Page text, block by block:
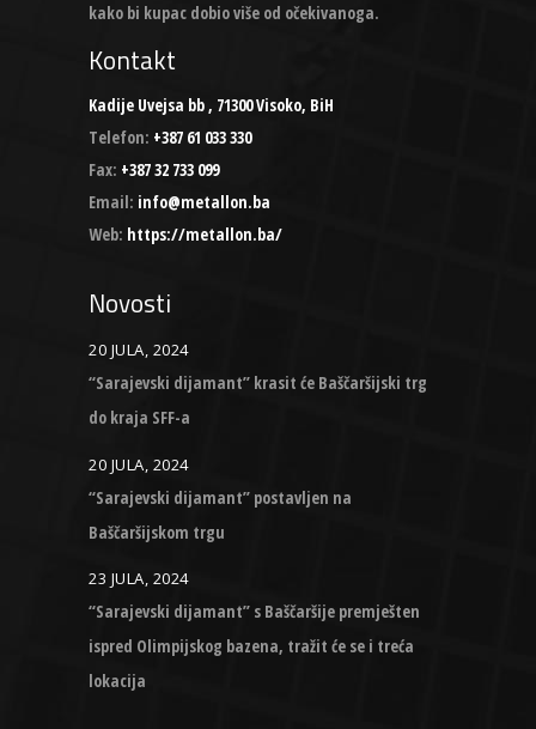
kako bi kupac dobio više od očekivanoga.
Kontakt
Kadije Uvejsa bb , 71300 Visoko, BiH
Telefon: +387 61 033 330
Fax: +387 32 733 099
Email: info@metallon.ba
Web: https://metallon.ba/
Novosti
20 JULA, 2024
“Sarajevski dijamant” krasit će Baščaršijski trg
do kraja SFF-a
20 JULA, 2024
“Sarajevski dijamant” postavljen na
Baščaršijskom trgu
23 JULA, 2024
“Sarajevski dijamant” s Baščaršije premješten
ispred Olimpijskog bazena, tražit će se i treća
lokacija